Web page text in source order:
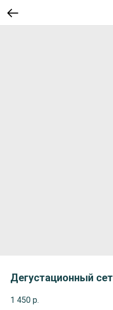
Дегустационный сет
1 450 р.